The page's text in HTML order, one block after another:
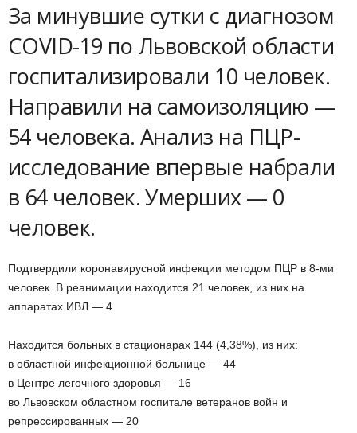
За минувшие сутки с диагнозом
COVID-19 по Львовской области
госпитализировали 10 человек.
Направили на самоизоляцию —
54 человека. Анализ на ПЦР-
исследование впервые набрали
в 64 человек. Умерших — 0
человек.
Подтвердили коронавирусной инфекции методом ПЦР в 8-ми
человек. В реанимации находится 21 человек, из них на
аппаратах ИВЛ — 4.
Находится больных в стационарах 144 (4,38%), из них:
в областной инфекционной больнице — 44
в Центре легочного здоровья — 16
во Львовском областном госпитале ветеранов войн и
репрессированных — 20